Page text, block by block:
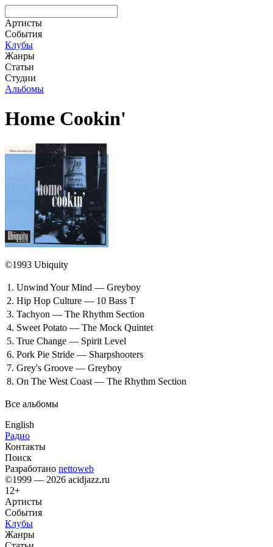
Артисты
События
Клубы
Жанры
Статьи
Студии
Альбомы
Home Cookin'
©1993 Ubiquity
1. Unwind Your Mind — Greyboy
2. Hip Hop Culture — 10 Bass T
3. Tachyon — The Rhythm Section
4. Sweet Potato — The Mock Quintet
5. True Change — Spirit Level
6. Pork Pie Stride — Sharpshooters
7. Grey's Groove — Greyboy
8. On The West Coast — The Rhythm Section
Все альбомы
English
Радио
Контакты
Поиск
Разработано nettoweb
©1999 — 2026 acidjazz.ru
12+
Артисты
События
Клубы
Жанры